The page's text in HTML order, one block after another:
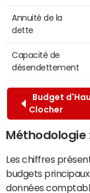
Annuité de la
dette
Capacité de
désendettement
Budget
Clocher
Méthodologie
Les chiffres
budgets
données